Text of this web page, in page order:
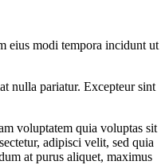
eius modi tempora incidunt ut
nulla pariatur. Excepteur sint
voluptatem quia voluptas sit
adipisci velit, sed quia
at purus aliquet, maximus